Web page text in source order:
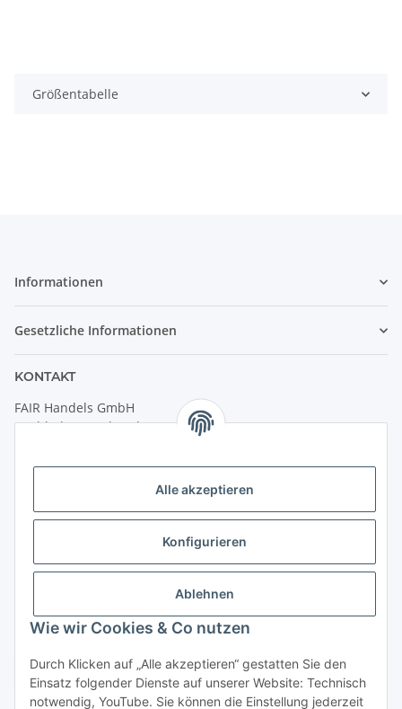
Alle akzeptieren
Konfigurieren
Ablehnen
Wie wir Cookies & Co nutzen
Durch Klicken auf „Alle akzeptieren“ gestatten Sie den
Einsatz folgender Dienste auf unserer Website: Technisch
notwendig, YouTube. Sie können die Einstellung jederzeit
Größentabelle
Informationen
Gesetzliche Informationen
KONTAKT
FAIR Handels GmbH
(Weltladen Innsbruck)
6020 Innsbruck
Öffnungszeiten:
Vertrag widerrufen